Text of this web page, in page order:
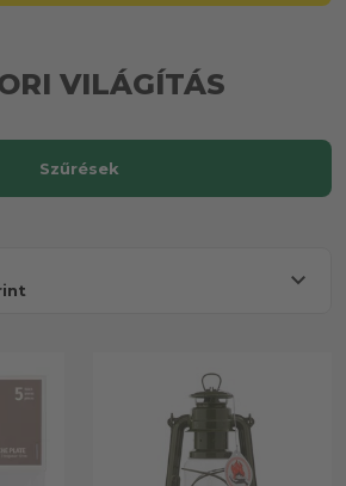
VILÁGÍTÁS
Szűrések